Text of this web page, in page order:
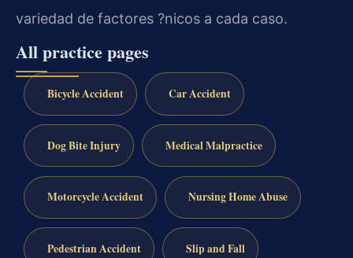
variedad de factores ?nicos a cada caso.
All practice pages
Bicycle Accident Car Accident
Dog Bite Injury Medical Malpractice
Motorcycle Accident Nursing Home Abuse
Pedestrian Accident Slip and Fall